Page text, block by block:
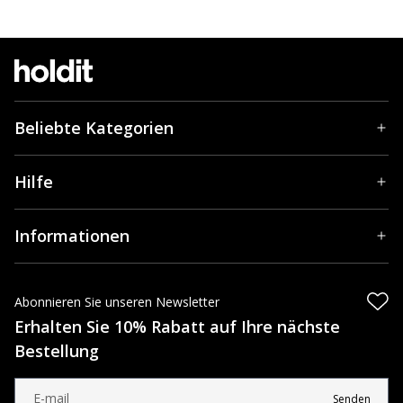
Beliebte Kategorien
Hilfe
Informationen
Abonnieren Sie unseren Newsletter
Erhalten Sie 10% Rabatt auf Ihre nächste
Bestellung
Senden